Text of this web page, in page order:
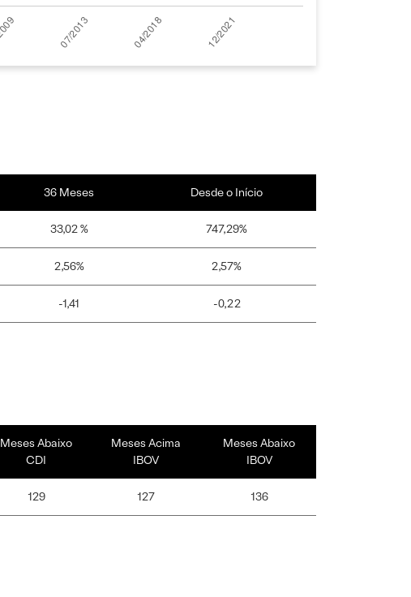
36 Meses Desde o Início
33,02 % 747,29%
2,56% 2,57%
-1,41 -0,22
Meses Abaixo
CDI
Meses Acima
IBOV
Meses Abaixo
IBOV
129 127 136